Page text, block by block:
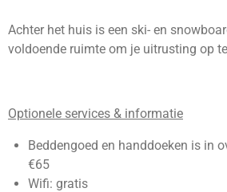
Achter het huis is een ski- en
voldoende ruimte om je uitrusting op
Optionele services & informatie
Beddengoed en handdoeken is in
€65
Wifi: gratis